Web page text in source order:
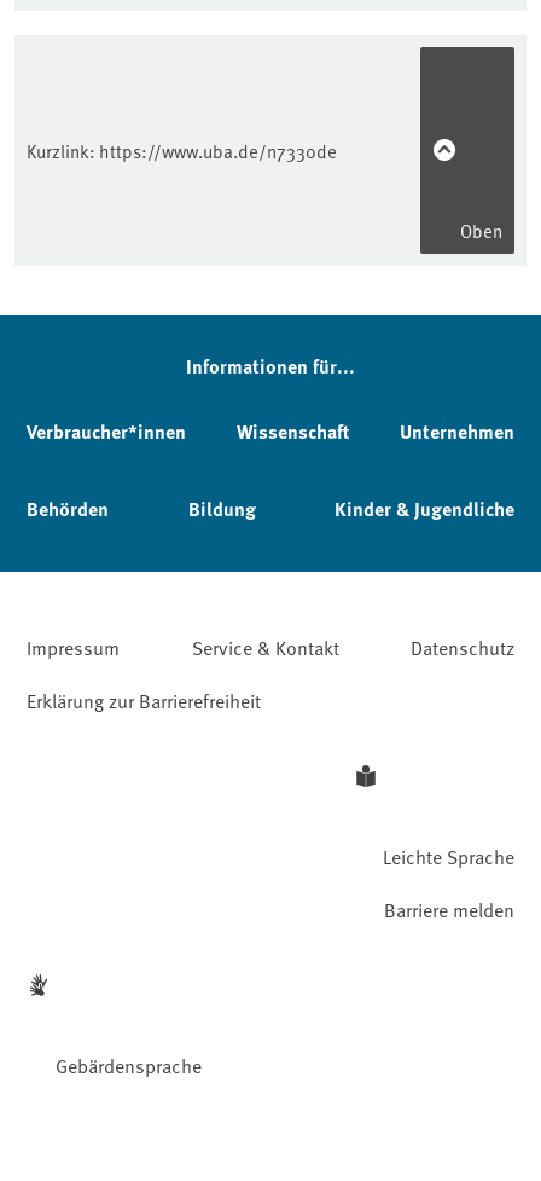
Kurzlink: https://www.uba.de/n7330de
Oben
Informationen für...
Verbraucher*innen Wissenschaft Unternehmen
Behörden Bildung Kinder & Jugendliche
Impressum Service & Kontakt
Datenschutz
Erklärung zur Barrierefreiheit
Leichte Sprache
Gebärdensprache
Barriere melden